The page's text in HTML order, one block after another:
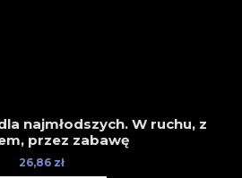
najmłodszych. W ruchu, z
przez zabawę
26,86 zł